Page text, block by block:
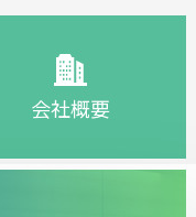
会社概要